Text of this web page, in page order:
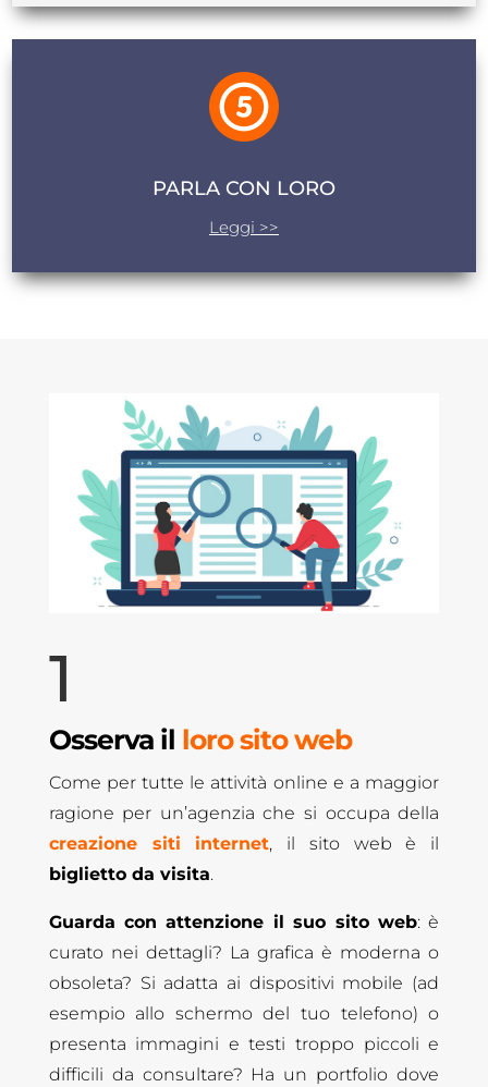
PARLA CON LORO
Leggi >>
1
Osserva il loro sito web
Come per tutte le attività online e a maggior
ragione per un’agenzia che si occupa della
creazione siti internet, il sito web è il
biglietto da visita.
Guarda con attenzione il suo sito web: è
curato nei dettagli? La grafica è moderna o
obsoleta? Si adatta ai dispositivi mobile (ad
esempio allo schermo del tuo telefono) o
presenta immagini e testi troppo piccoli e
difficili da consultare? Ha un portfolio dove